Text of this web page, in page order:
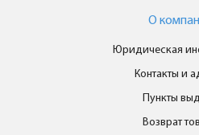
О
Юридическая
Контакты и
Пункты
Возврат